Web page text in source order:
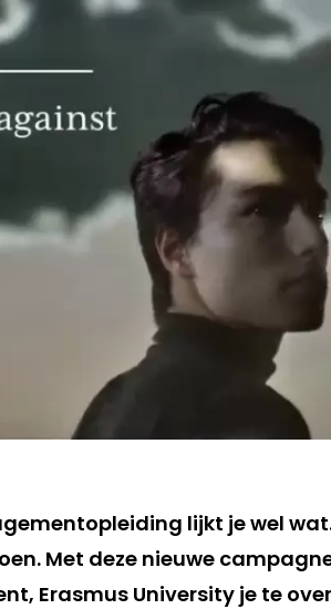
lijkt je wel
Met deze nieuwe
Erasmus University je te